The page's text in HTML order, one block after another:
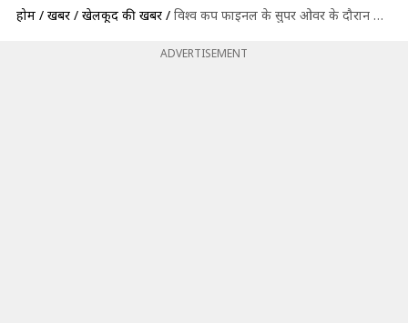
होम / खबरें / खेलकूद की खबरें / विश्व कप फाइनल के सुपर ओवर के दौरान जिमी नीशम के कोच की मौत
ADVERTISEMENT